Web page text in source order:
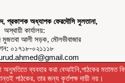
প্রকাশক অধ্যাপক ফেরদৌসি সুলতানা,
অস্থায়ী কার্যালয়:
আলী সড়ক, মৌলভীবাজার
০১৭১৮-০২১১১৮
অনুমতিতে ব্যবহার করা বেআইনি,পাঠকের মতামত
পাঠকের, তার জন্য কৃর্তপক্ষ দায়ী নয়।